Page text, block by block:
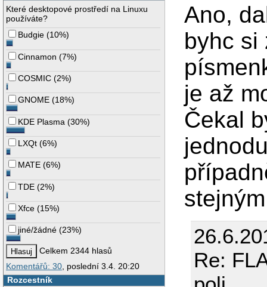
Které desktopové prostředí na Linuxu
používáte?
Budgie (10%)
Cinnamon (7%)
COSMIC (2%)
GNOME (18%)
KDE Plasma (30%)
LXQt (6%)
MATE (6%)
TDE (2%)
Xfce (15%)
jiné/žádné (23%)
Celkem 2344 hlasů
Komentářů: 30 , poslední 3.4. 20:20
Rozcestník
Ano,
byhc si
je až
Čekal
Re: